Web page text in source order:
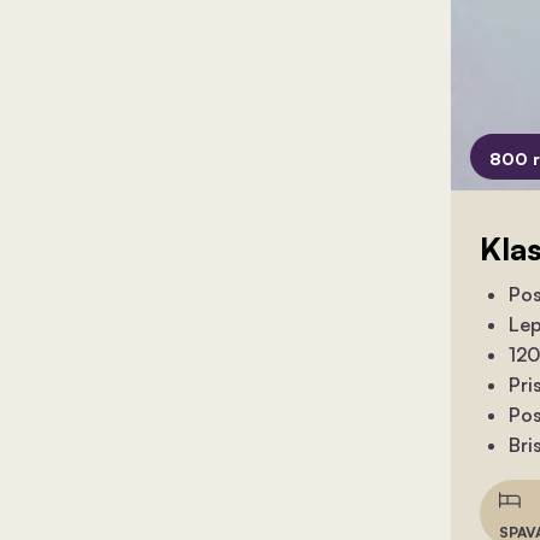
800